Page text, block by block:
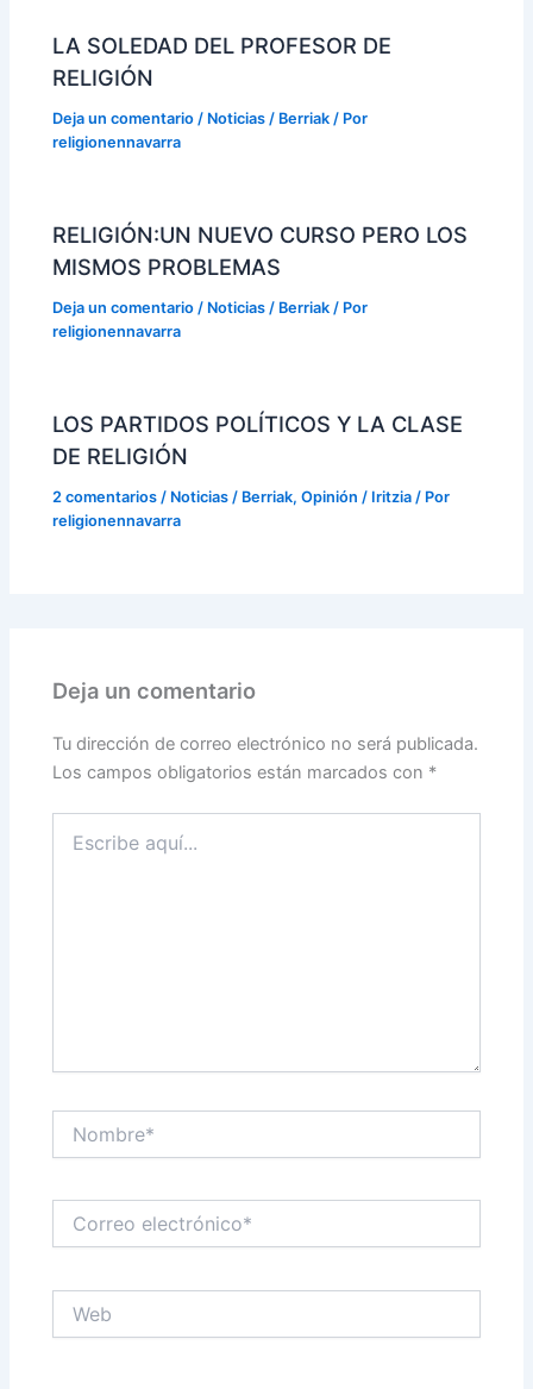
LA SOLEDAD DEL PROFESOR DE
RELIGIÓN
Deja un comentario / Noticias / Berriak / Por
religionennavarra
RELIGIÓN:UN NUEVO CURSO PERO LOS
MISMOS PROBLEMAS
Deja un comentario / Noticias / Berriak / Por
religionennavarra
LOS PARTIDOS POLÍTICOS Y LA CLASE
DE RELIGIÓN
2 comentarios / Noticias / Berriak,Opinión / Iritzia / Por
religionennavarra
Deja un comentario
Tu dirección de correo electrónico no será publicada.
Los campos obligatorios están marcados con *
aquí...
electrónico*